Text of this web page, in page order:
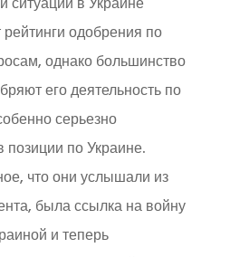
одобрения по
однако большинство
его деятельность по
серьезно
по Украине.
что они услышали из
была ссылка на войну
и теперь